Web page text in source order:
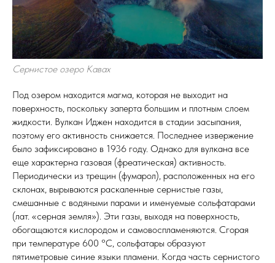
Сернистое озеро Кавах
Под озером находится магма, которая не выходит на
поверхность, поскольку заперта большим и плотным слоем
жидкости. Вулкан Иджен находится в стадии засыпания,
поэтому его активность снижается. Последнее извержение
было зафиксировано в 1936 году. Однако для вулкана все
еще характерна газовая (фреатическая) активность.
Периодически из трещин (фумарол), расположенных на его
склонах, вырываются раскаленные сернистые газы,
смешанные с водяными парами и именуемые сольфатарами
(лат. «серная земля»). Эти газы, выходя на поверхность,
обогащаются кислородом и самовоспламеняются. Сгорая
при температуре 600 °С, сольфатары образуют
пятиметровые синие языки пламени. Когда часть сернистого